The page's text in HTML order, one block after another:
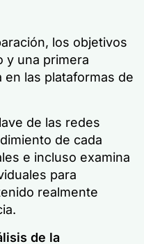
los objetivos
y una primera
en las plataformas de
de las redes
de cada
e incluso examina
para
realmente
de la